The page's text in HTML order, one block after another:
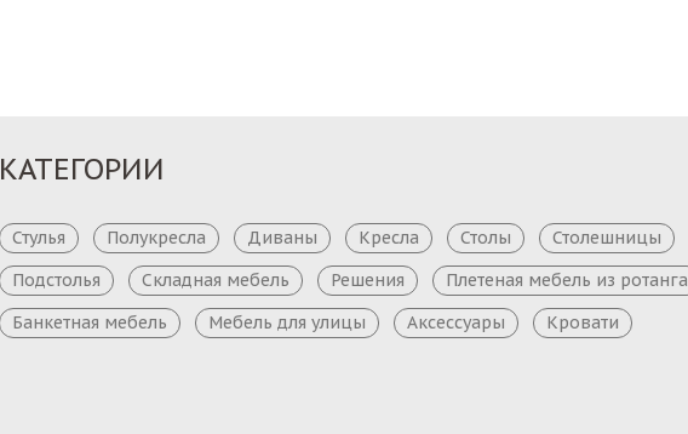
КАТЕГОРИИ
Стулья Полукресла Диваны Кресла Столы
Столешницы
Подстолья
Складная мебель Решения
Плетеная мебель из ротанга
Банкетная мебель
Мебель для улицы Аксессуары Кровати